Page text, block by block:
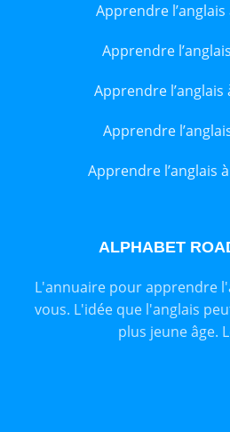
Apprendre
Apprendre
Apprendre l’anglais
Apprendre
Apprendre l’anglais
ALPHABET
L'annuaire pour apprendre
vous. L'idée que l'anglais
plus jeune âge.